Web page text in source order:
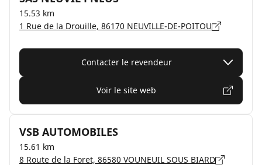
15.53 km
1 Rue de la Drouille, 86170 NEUVILLE-DE-POITOU
Contacter le revendeur
Voir le site web
VSB AUTOMOBILES
15.61 km
8 Route de la Foret, 86580 VOUNEUIL SOUS BIARD